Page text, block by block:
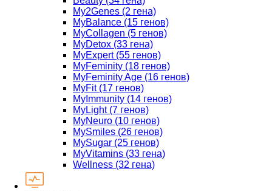
My2Genes (2 гена)
MyBalance (15 генов)
MyCollagen (5 генов)
MyDetox (33 гена)
MyExpert (55 генов)
MyFeminity (18 генов)
MyFeminity Age (16 генов)
MyFit (17 генов)
MyImmunity (14 генов)
MyLight (7 генов)
MyNeuro (10 генов)
MySmiles (26 генов)
MySugar (25 генов)
MyVitamins (33 гена)
Wellness (32 гена)